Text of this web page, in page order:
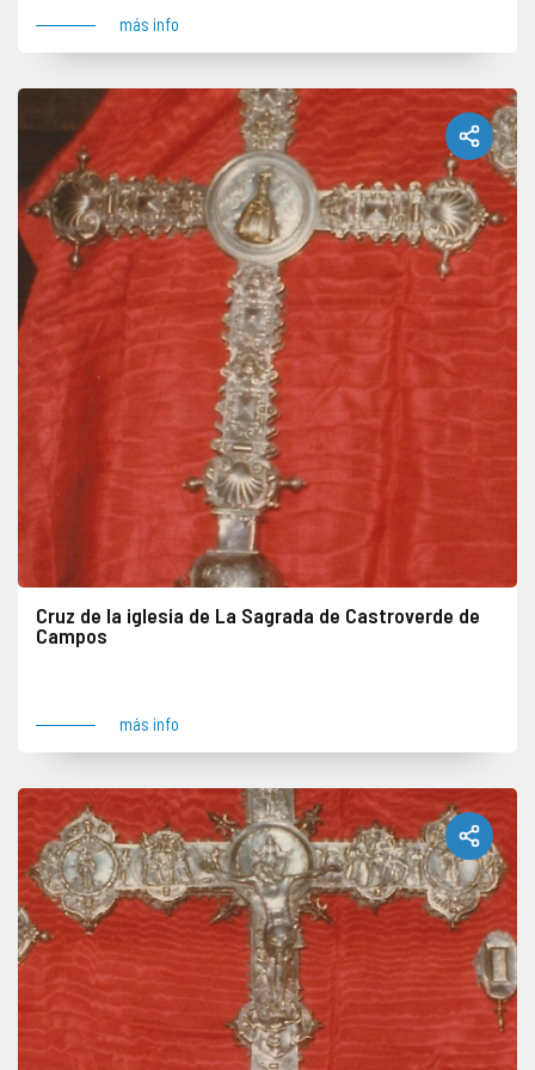
más info
Cruz de la iglesia de La Sagrada de Castroverde de
Campos
más info